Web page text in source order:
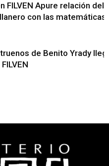
FILVEN Apure relación del
con las matemáticas
de Benito Yrady